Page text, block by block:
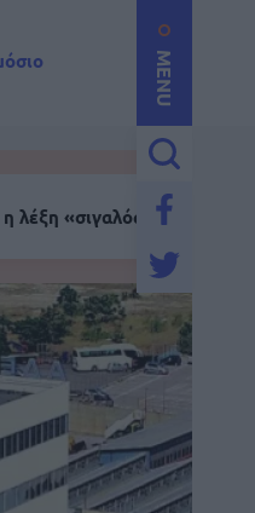
MENU
λέξη «σιγαλός»